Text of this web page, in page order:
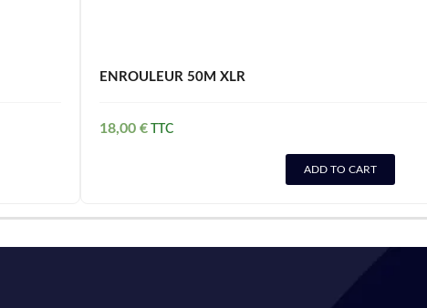
ENROULEUR 50M XLR
18,00 €
ADD TO CART